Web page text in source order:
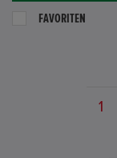
FAVORITEN
1